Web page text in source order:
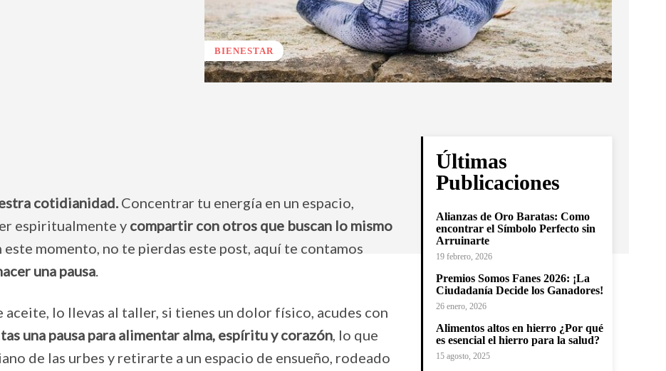
BIENESTAR
cotidianidad. Concentrar tu energía en un espacio,
espiritualmente y compartir con otros que buscan lo mismo
este momento, no te pierdas este post, aquí te contamos
una pausa.
lo llevas al taller, si tienes un dolor físico, acudes con
una pausa para alimentar alma, espíritu y corazón, lo que
de las urbes y retirarte a un espacio de ensueño, rodeado
Últimas
Publicaciones
Alianzas de Oro Baratas: Como
encontrar el Símbolo Perfecto sin
Arruinarte
19 febrero, 2026
Premios Somos Fanes 2026: ¡La
Ciudadanía Decide los Ganadores!
26 enero, 2026
Alimentos altos en hierro ¿Por qué
es esencial el hierro para la salud?
15 agosto, 2025